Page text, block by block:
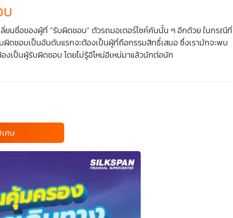
ยนชื่อของผู้ที่ “รับผิดชอบ” ตัวรถมอเตอร์ไซค์คันนั้น ๆ อีกด้วย ในกรณีที่
ดชอบเป็นอันดับแรกจะต้องเป็นผู้ที่ถือกรรมสิทธิ์เสมอ ซึ่งเรามักจะพบ
เป็นผู้รับผิดชอบ โดยไม่รู้อีโหน่อีเหน่มาแล้วนักต่อนัก
ศษ